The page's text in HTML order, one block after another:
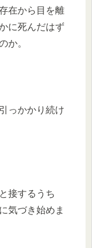
在から目を離
に死んだはず
か。
っかかり続け
接するうち
気づき始めま